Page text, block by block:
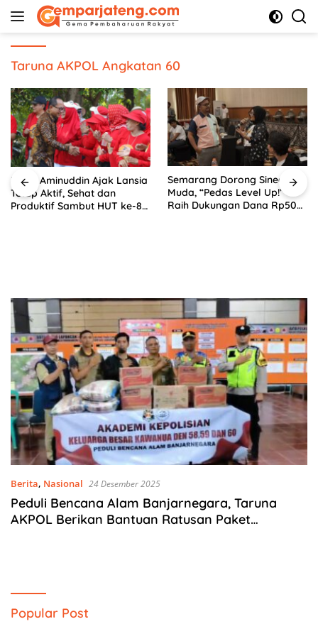
Langsung
Taruna AKPOL Angkatan 60
Iswar Aminuddin Ajak Lansia
Tetap Aktif, Sehat dan
Produktif Sambut HUT ke-81
Semarang Dorong Sineas
Muda, “Pedas Level Up!”
Raih Dukungan Dana Rp50
Berita, Nasional 24 Desember 2025
Peduli Bencana Alam Banjarnegara, Taruna
AKPOL Berikan Bantuan Ratusan Paket
Popular Post